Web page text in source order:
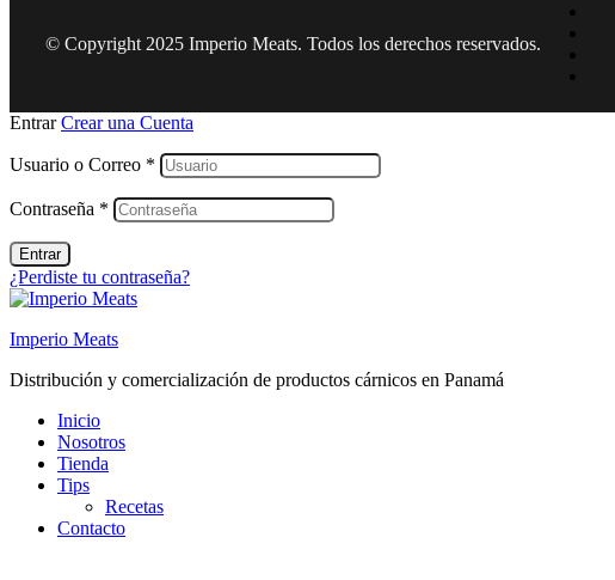
© Copyright 2025 Imperio Meats. Todos los derechos reservados.
Entrar Crear una Cuenta
Usuario o Correo *
Contraseña *
Entrar
¿Perdiste tu contraseña?
Imperio Meats
Distribución y comercialización de productos cárnicos en Panamá
Inicio
Nosotros
Tienda
Tips
Recetas
Contacto